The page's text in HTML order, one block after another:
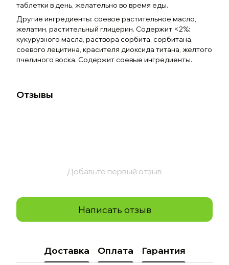
таблетки в день, желательно во время еды.
Другие ингредиенты: соевое растительное масло,
желатин, растительный глицерин. Содержит <2%:
кукурузного масла, раствора сорбита, сорбитана,
соевого лецитина, красителя диоксида титана, желтого
пчелиного воска. Содержит соевые ингредиенты.
Отзывы
Добавьте первый отзыв
Написать отзыв
Доставка Оплата Гарантия